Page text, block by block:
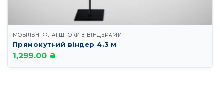
МОБІЛЬНІ ФЛАГШТОКИ З ВІНДЕРАМИ
Прямокутний віндер 4.3 м
1,299.00 ₴